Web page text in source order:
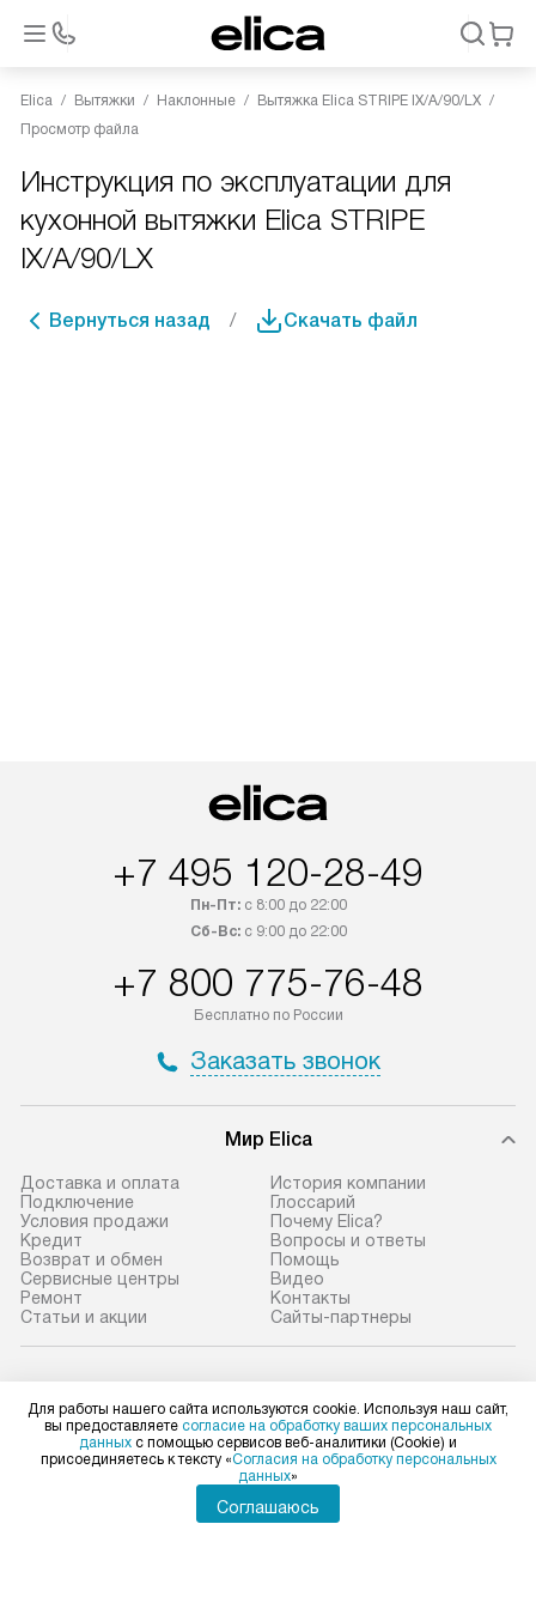
Elica Вытяжки Наклонные
Вытяжка Elica STRIPE IX/A/90/LX
Просмотр файла
Инструкция по эксплуатации для
кухонной вытяжки Elica STRIPE
IX/A/90/LX
Вернуться назад Скачать файл
+7 495 120-28-49
Пн-Пт:с 8:00 до 22:00
Сб-Вс:с 9:00 до 22:00
+7 800 775-76-48
Бесплатно по России
Заказать звонок
Мир Elica
Доставка и оплата
Подключение
Условия продажи
Кредит
Возврат и обмен
Сервисные центры
Ремонт
Статьи и акции
История компании
Глоссарий
Почему Elica?
Вопросы и ответы
Помощь
Видео
Контакты
Сайты-партнеры
Для физических лиц
shop@elicahome.ru
Для работы нашего сайта используются cookie. Используя наш сайт,
вы предоставляете согласие на обработку ваших персональных
данных с помощью сервисов веб-аналитики (Cookie) и
присоединяетесь к тексту «Согласия на обработку персональных
данных»
Соглашаюсь